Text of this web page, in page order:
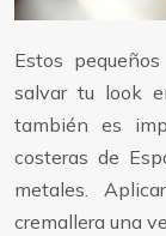
Estos
salvar tu look
también es
costeras de
metales.
cremallera una